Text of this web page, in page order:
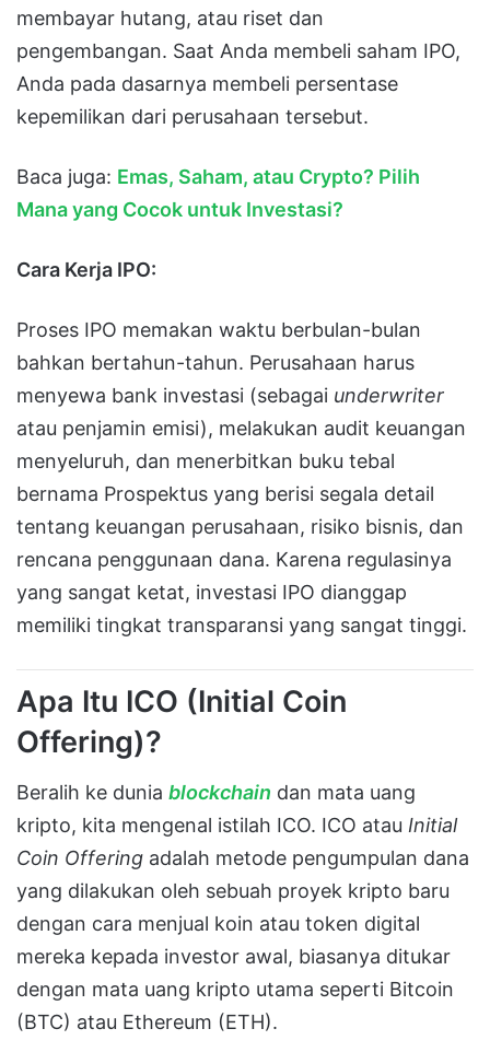
membayar hutang, atau riset dan
pengembangan. Saat Anda membeli saham IPO,
Anda pada dasarnya membeli persentase
kepemilikan dari perusahaan tersebut.
Baca juga: Emas, Saham, atau Crypto? Pilih
Mana yang Cocok untuk Investasi?
Cara Kerja IPO:
Proses IPO memakan waktu berbulan-bulan
bahkan bertahun-tahun. Perusahaan harus
menyewa bank investasi (sebagai underwriter
atau penjamin emisi), melakukan audit keuangan
menyeluruh, dan menerbitkan buku tebal
bernama Prospektus yang berisi segala detail
tentang keuangan perusahaan, risiko bisnis, dan
rencana penggunaan dana. Karena regulasinya
yang sangat ketat, investasi IPO dianggap
memiliki tingkat transparansi yang sangat tinggi.
Apa Itu ICO (Initial Coin
Offering)?
Beralih ke dunia blockchain dan mata uang
kripto, kita mengenal istilah ICO. ICO atau Initial
Coin Offering adalah metode pengumpulan dana
yang dilakukan oleh sebuah proyek kripto baru
dengan cara menjual koin atau token digital
mereka kepada investor awal, biasanya ditukar
dengan mata uang kripto utama seperti Bitcoin
(BTC) atau Ethereum (ETH).